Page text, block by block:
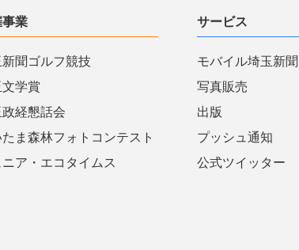
事業
聞ゴルフ競技
学賞
経懇話会
たま森林フォトコンテスト
ニア・エコタイムス
サービス
モバイル埼玉新聞
写真販売
出版
プッシュ通知
公式ツイッター